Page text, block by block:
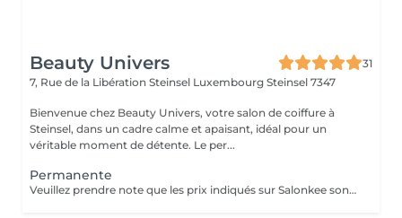
Beauty Univers
31
7, Rue de la Libération Steinsel Luxembourg Steinsel 7347
Bienvenue chez Beauty Univers, votre salon de coiffure à
Steinsel, dans un cadre calme et apaisant, idéal pour un
véritable moment de détente. Le per...
Permanente
Veuillez prendre note que les prix indiqués sur Salonkee sont communiqués à titre informatif et s'entendent de base. Ces derniers sont susceptibles de varier selon le diagnostic réalisé à votre arrivée au salon et l'expertise du professionnel à qui vous confiez votre beauté. Dans tous les cas, un devis précis vous sera proposé et toutes réalisations de prestations seront effectuées avec votre accord. Un grand merci d'avance pour votre compréhension. Au plaisir de vous revoir très vite.